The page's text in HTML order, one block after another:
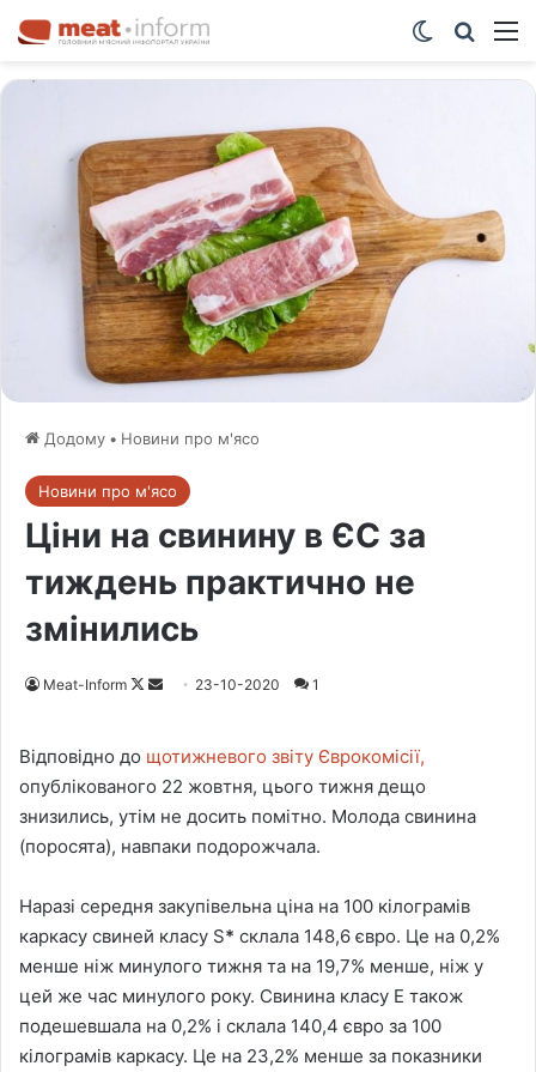
Switch skin
Додому • Новини про м'ясо
Новини про м'ясо
Ціни на свинину в ЄС за
тиждень практично не
змінились
Meat-Inform
F
o
w
o
X
d
a
n
e
a
i
l
23-10-2020 1
Відповідно до щотижневого звіту Єврокомісії,
опублікованого 22 жовтня, цього тижня дещо
знизились, утім не досить помітно. Молода свинина
(поросята), навпаки подорожчала.
Наразі середня закупівельна ціна на 100 кілограмів
каркасу свиней класу S* склала 148,6 євро. Це на 0,2%
менше ніж минулого тижня та на 19,7% менше, ніж у
цей же час минулого року. Свинина класу E також
подешевшала на 0,2% і склала 140,4 євро за 100
кілограмів каркасу. Це на 23,2% менше за показники